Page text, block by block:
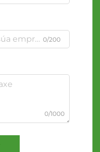
0/200
0/1000